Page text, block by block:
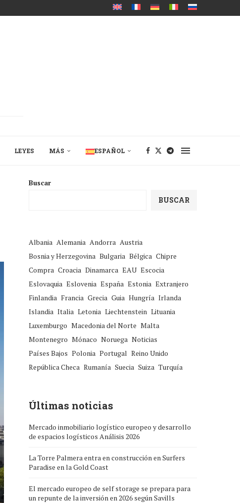
LEYES MÁS ESPAÑOL
Buscar
BUSCAR
Albania Alemania Andorra Austria
Bosnia y Herzegovina Bulgaria Bélgica Chipre
Compra Croacia Dinamarca EAU Escocia
Eslovaquia Eslovenia España Estonia Extranjero
Finlandia Francia Grecia Guia Hungría Irlanda
Islandia Italia Letonia Liechtenstein Lituania
Luxemburgo Macedonia del Norte Malta
Montenegro Mónaco Noruega Noticias
Países Bajos Polonia Portugal Reino Unido
República Checa Rumanía Suecia Suiza Turquía
Últimas noticias
Mercado inmobiliario logístico europeo y desarrollo
de espacios logísticos Análisis 2026
La Torre Palmera entra en construcción en Surfers
Paradise en la Gold Coast
El mercado europeo de self storage se prepara para
un repunte de la inversión en 2026 según Savills